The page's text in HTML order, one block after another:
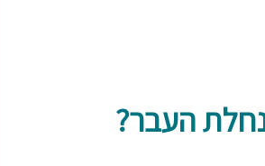
העבר?